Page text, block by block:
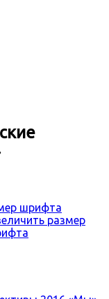
шрифта
размер